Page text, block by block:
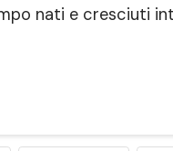
nati e cresciuti